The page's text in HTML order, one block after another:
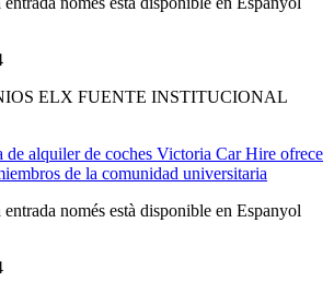
ELX FUENTE INSTITUCIONAL
de alquiler de coches Victoria Car Hire ofrece
de la comunidad universitaria
només està disponible en Espanyol